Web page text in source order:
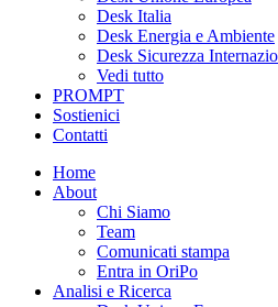
Desk Italia
Desk Energia e Ambiente
Desk Sicurezza
Vedi tutto
PROMPT
Sostienici
Contatti
Home
About
Chi Siamo
Team
Comunicati stampa
Entra in OriPo
Analisi e Ricerca